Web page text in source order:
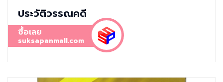
ประวัติวรรณคดี
ซื้อเลย
suksapanmall.com